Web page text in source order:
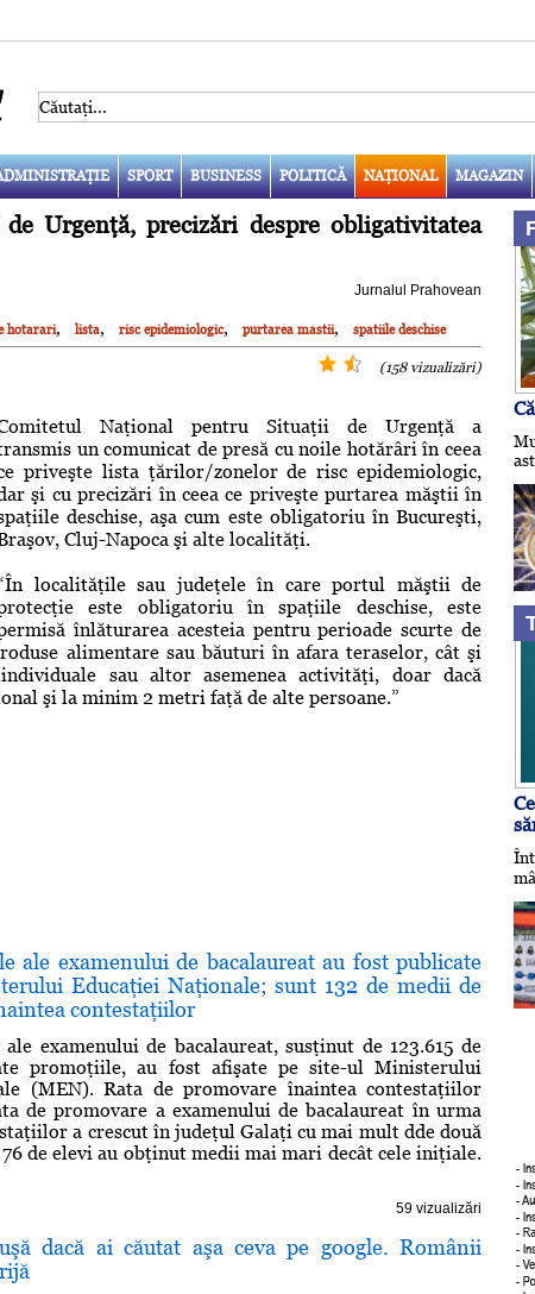
SPORT BUSINESS POLITICĂ NAŢIONAL MAGAZIN
Urgenţă, precizări despre obligativitatea
Jurnalul Prahovean
hotarari, lista, risc epidemiologic, purtarea mastii, spatiile deschise
(158 vizualizări)
Naţional pentru Situaţii de Urgenţă a
un comunicat de presă cu noile hotărâri în ceea
priveşte lista ţărilor/zonelor de risc epidemiologic,
şi cu precizări în ceea ce priveşte purtarea măştii în
deschise, aşa cum este obligatoriu în Bucureşti,
Cluj-Napoca şi alte localităţi.
localităţile sau judeţele în care portul măştii de
este obligatoriu în spaţiile deschise, este
înlăturarea acesteia pentru perioade scurte de
alimentare sau băuturi în afara teraselor, cât şi
sau altor asemenea activităţi, doar dacă
şi la minim 2 metri faţă de alte persoane.”
ale examenului de bacalaureat au fost publicate
Educaţiei Naţionale; sunt 132 de medii de
contestaţiilor
examenului de bacalaureat, susţinut de 123.615 de
promoţiile, au fost afişate pe site-ul Ministerului
(MEN). Rata de promovare înaintea contestaţiilor
de promovare a examenului de bacalaureat în urma
a crescut în judeţul Galaţi cu mai mult dde două
76 de elevi au obţinut medii mai mari decât cele iniţiale.
59 vizualizări
dacă ai căutat aşa ceva pe google. Românii